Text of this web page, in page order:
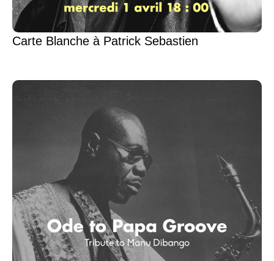
Carte Blanche à Patrick Sebastien